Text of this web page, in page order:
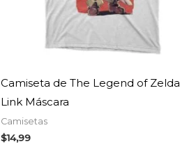
Camiseta de The Legend of
Link Máscara
Camisetas
$14,99